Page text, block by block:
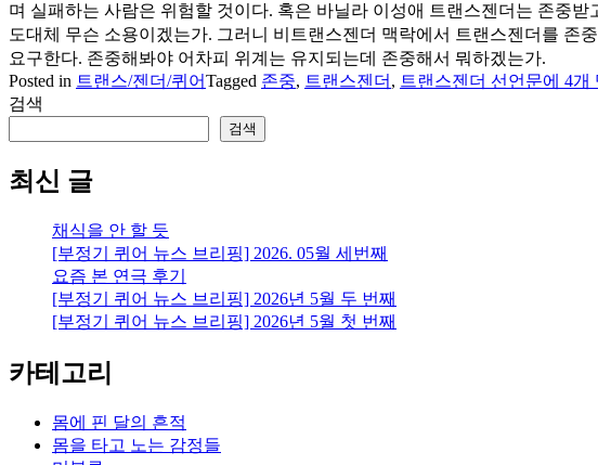
며 실패하는 사람은 위험할 것이다. 혹은 바닐라 이성애 트랜스젠더는 존중
도대체 무슨 소용이겠는가. 그러니 비트랜스젠더 맥락에서 트랜스젠더를 존
요구한다. 존중해봐야 어차피 위계는 유지되는데 존중해서 뭐하겠는가.
Posted in 트랜스/젠더/퀴어Tagged 존중, 트랜스젠더 , 트랜스젠더 선언문트
에 4개
검색
검색
최신 글
채식을 안 할 듯
[부정기 퀴어 뉴스 브리핑] 2026. 05월 세번째
요즘 본 연극 후기
[부정기 퀴어 뉴스 브리핑] 2026년 5월 두 번째
[부정기 퀴어 뉴스 브리핑] 2026년 5월 첫 번째
카테고리
몸에 핀 달의 흔적
몸을 타고 노는 감정들